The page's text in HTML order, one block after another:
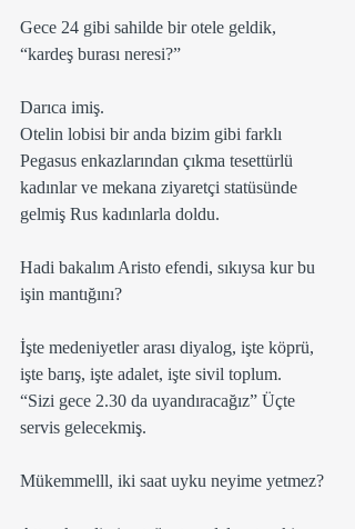
Gece 24 gibi sahilde bir otele geldik,
“kardeş burası neresi?”
Darıca imiş.
Otelin lobisi bir anda bizim gibi farklı
Pegasus enkazlarından çıkma tesettürlü
kadınlar ve mekana ziyaretçi statüsünde
gelmiş Rus kadınlarla doldu.
Hadi bakalım Aristo efendi, sıkıysa kur bu
işin mantığını?
İşte medeniyetler arası diyalog, işte köprü,
işte barış, işte adalet, işte sivil toplum.
“Sizi gece 2.30 da uyandıracağız” Üçte
servis gelecekmiş.
Mükemmelll, iki saat uyku neyime yetmez?